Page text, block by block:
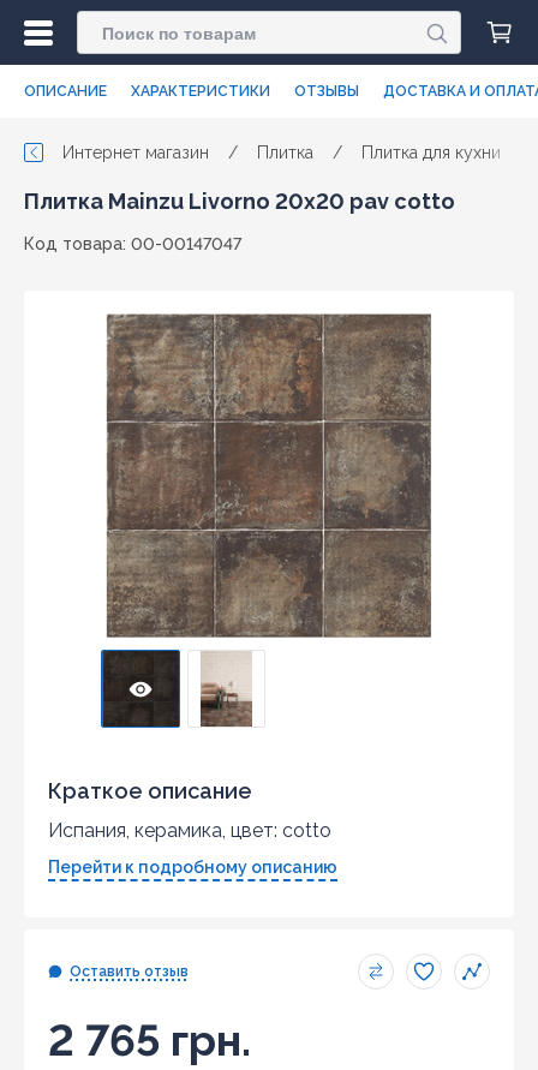
ОПИСАНИЕ ХАРАКТЕРИСТИКИ ОТЗЫВЫ ДОСТАВКА И
Интернет магазин / Плитка / Плитка для кухни
Плитка Mainzu Livorno 20x20 pav cotto
Код товара: 00-00147047
Краткое описание
Испания, керамика, цвет: cotto
Перейти к подробному описанию
Оставить отзыв
2 765 грн.